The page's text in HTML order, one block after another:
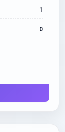
1
0